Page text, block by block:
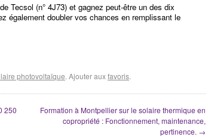
Tecsol (n° 4J73) et gagnez peut-être un des dix
également doubler vos chances en remplissant le
photovoltaïque. Ajouter auxfavoris.
250
Formation à Montpellier sur le solaire thermique en
copropriété : Fonctionnement, maintenance,
pertinence. →